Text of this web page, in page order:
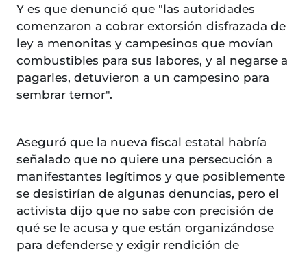
Y es que denunció que "las autoridades
comenzaron a cobrar extorsión disfrazada de
ley a menonitas y campesinos que movían
combustibles para sus labores, y al negarse a
pagarles, detuvieron a un campesino para
sembrar temor".
Aseguró que la nueva fiscal estatal habría
señalado que no quiere una persecución a
manifestantes legítimos y que posiblemente
se desistirían de algunas denuncias, pero el
activista dijo que no sabe con precisión de
qué se le acusa y que están organizándose
para defenderse y exigir rendición de